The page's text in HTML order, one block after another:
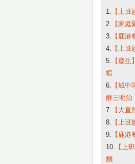
1. 【上
2. 【家
3. 【鹿
4. 【上
5. 【慶
蝦
6. 【城
酥三明治
7. 【大
8. 【上
9. 【鹿
10. 【上
麵